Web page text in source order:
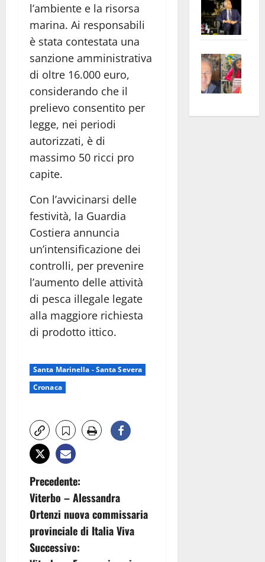
l’ambiente e la risorsa
marina. Ai responsabili
è stata contestata una
sanzione amministrativa
di oltre 16.000 euro,
considerando che il
prelievo consentito per
legge, nei periodi
autorizzati, è di
massimo 50 ricci pro
capite.
Con l’avvicinarsi delle
festività, la Guardia
Costiera annuncia
un’intensificazione dei
controlli, per prevenire
l’aumento delle attività
di pesca illegale legate
alla maggiore richiesta
di prodotto ittico.
Santa Marinella - Santa Severa
Cronaca
N
a
v
Precedente:
Viterbo – Alessandra
Ortenzi nuova commissaria
provinciale di Italia Viva
Successivo:
euro
apre